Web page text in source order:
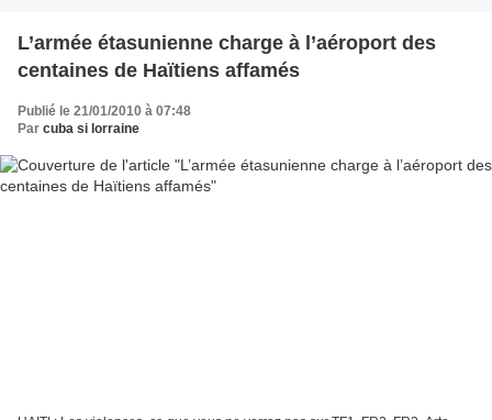
L’armée étasunienne charge à l’aéroport des
centaines de Haïtiens affamés
Publié le 21/01/2010 à 07:48
Par cuba si lorraine